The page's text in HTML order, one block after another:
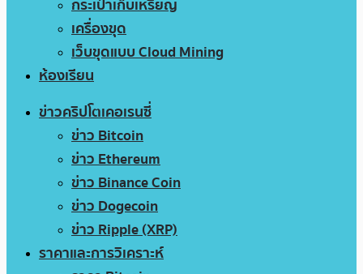
กระเป๋าเก็บเหรียญ
เครื่องขุด
เว็บขุดแบบ Cloud Mining
ห้องเรียน
ข่าวคริปโตเคอเรนซี่
ข่าว Bitcoin
ข่าว Ethereum
ข่าว Binance Coin
ข่าว Dogecoin
ข่าว Ripple (XRP)
ราคาและการวิเคราะห์